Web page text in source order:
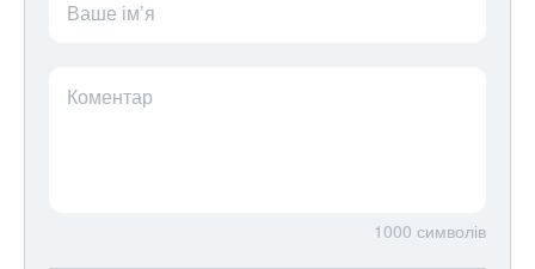
Ваше ім’я
Коментар
1000 символів